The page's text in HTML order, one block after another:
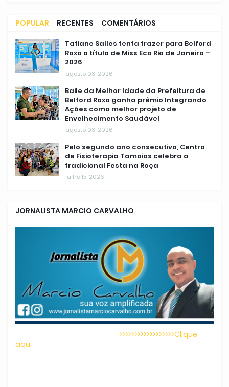
POPULAR RECENTES COMENTÁRIOS
Tatiane Salles tenta trazer para Belford
Roxo o título de Miss Eco Rio de Janeiro –
2026
agosto 03, 2026
Baile da Melhor Idade da Prefeitura de
Belford Roxo ganha prêmio Integrando
Ações como melhor projeto de
Envelhecimento Saudável
agosto 03, 2026
Pelo segundo ano consecutivo, Centro
de Fisioterapia Tamoios celebra a
tradicional Festa na Roça
julho 15, 2026
JORNALISTA MARCIO CARVALHO
>>>>>>>>>>>>>>>>>>Clique
aqui